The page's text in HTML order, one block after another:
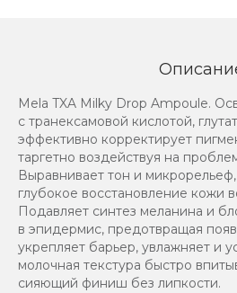
Mela TXA Milky Drop Ampoule.
с транексамовой кислотой,
эффективно корректирует
таргетно воздействуя на
Выравнивает тон и
глубокое восстановление кожи
Подавляет синтез меланина и
в эпидермис, предотвращая
укрепляет барьер, увлажняет и
молочная текстура быстро
сияющий финиш без липкости.